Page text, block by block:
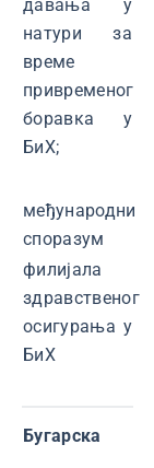
давања у
натури за
време
привременог
боравка у
БиХ;
међународни
споразум
филијала
здравственог
осигурања у
БиХ
Бугарска